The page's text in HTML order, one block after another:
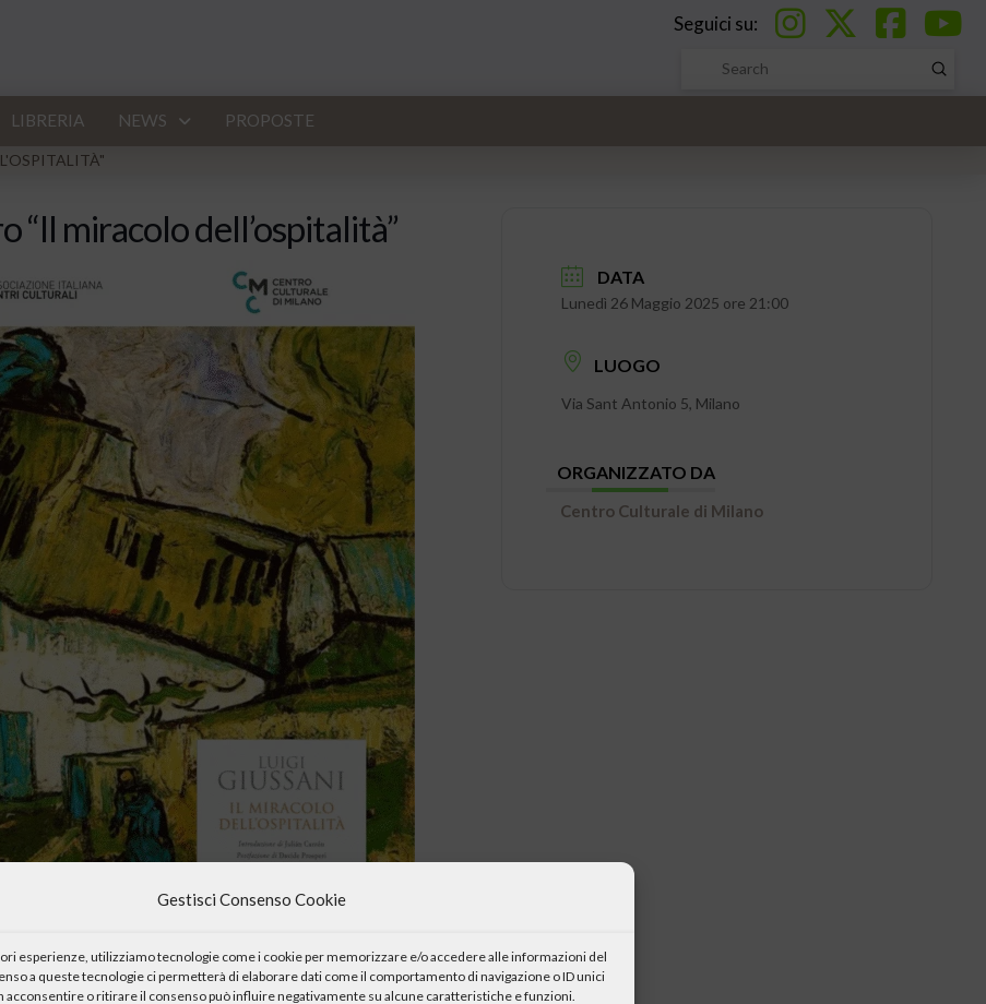
Gestisci Consenso Cookie
esperienze, utilizziamo tecnologie come i cookie per memorizzare e/o accedere alle informazioni del
a queste tecnologie ci permetterà di elaborare dati come il comportamento di navigazione o ID unici
acconsentire o ritirare il consenso può influire negativamente su alcune caratteristiche e funzioni.
Seguici su:
Search
Submit
LIBRERIA NEWS PROPOSTE
“Il miracolo dell’ospitalità”
DATA
Lunedì 26 Maggio 2025 ore 21:00
LUOGO
Via Sant Antonio 5, Milano
ORGANIZZATO DA
Centro Culturale di Milano